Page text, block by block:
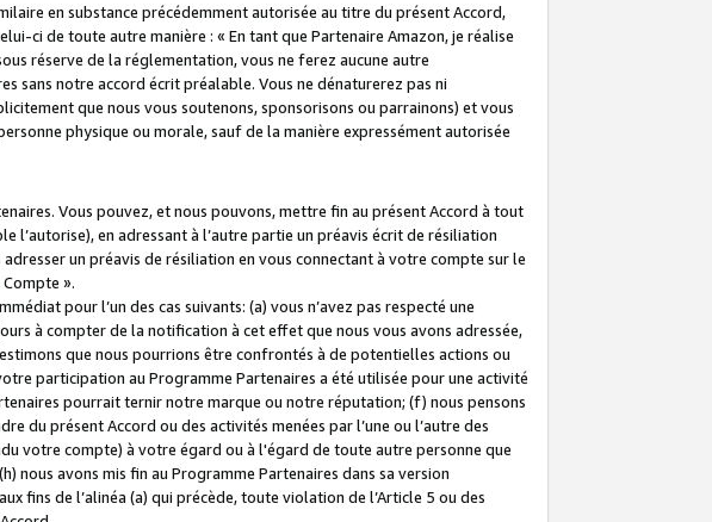
en substance précédemment autorisée au titre du présent Accord,
ci de toute autre manière : « En tant que Partenaire Amazon, je réalise
réserve de la réglementation, vous ne ferez aucune autre
sans notre accord écrit préalable. Vous ne dénaturerez pas ni
que nous vous soutenons, sponsorisons ou parrainons) et vous
physique ou morale, sauf de la manière expressément autorisée
Vous pouvez, et nous pouvons, mettre fin au présent Accord à tout
en adressant à l’autre partie un préavis écrit de résiliation
un préavis de résiliation en vous connectant à votre compte sur le
».
pour l’un des cas suivants: (a) vous n’avez pas respecté une
à compter de la notification à cet effet que nous vous avons adressée,
que nous pourrions être confrontés à de potentielles actions ou
participation au Programme Partenaires a été utilisée pour une activité
pourrait ternir notre marque ou notre réputation; (f) nous pensons
du présent Accord ou des activités menées par l’une ou l’autre des
votre compte) à votre égard ou à l'égard de toute autre personne que
nous avons mis fin au Programme Partenaires dans sa version
fins de l’alinéa (a) qui précède, toute violation de l’Article 5 ou des